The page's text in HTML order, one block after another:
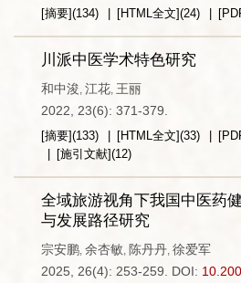
[摘要](134) [HTML全文](24)
川派中医学术特色研究
和中浚, 江花, 王丽
2022, 23(6): 371-379.
[摘要](133) [HTML全文](33)
[施引文献](12)
全域旅游视角下我国中医药
与发展路径研究
宗安鹏, 余杏敏, 陈丹丹, 徐爱军
2025, 26(4): 253-259.
DOI: